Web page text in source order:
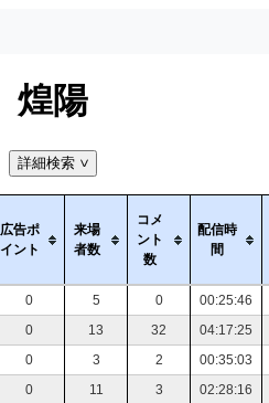
煌陽
詳細検索 >
広告ポ
イント
来場
者数
コメ
ント
数
配信時
間
0 5 0 00:25:46
0 13 32 04:17:25
0 3 2 00:35:03
0 11 3 02:28:16